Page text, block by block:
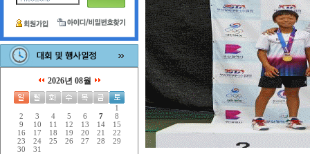
2026년 08월
1
2
3 4 5 6 7
8
9
10 11 12 13 14
15
16
17 18 19 20 21
22
23
24 25 26 27 28
29
30
31